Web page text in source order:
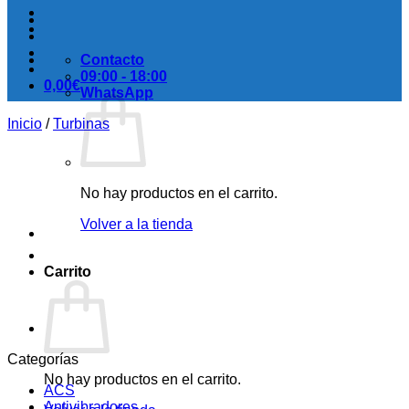
0,00€
No hay productos en el carrito.
Volver a la tienda
Carrito
No hay productos en el carrito.
Contacto
09:00 - 18:00
WhatsApp
Inicio / Turbinas
Categorías
ACS